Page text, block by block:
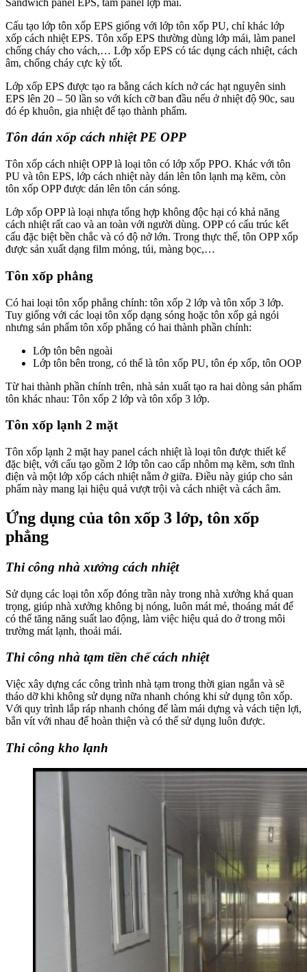
Cấu tạo lớp tôn xốp EPS giống với lớp tôn xốp PU, chỉ khác lớp
xốp cách nhiệt EPS. Tôn xốp EPS thường dùng lớp mái, làm panel
chống cháy cho vách,… Lớp xốp EPS có tác dụng cách nhiệt, cách
âm, chống cháy cực kỳ tốt.
Lớp xốp EPS được tạo ra bằng cách kích nở các hạt nguyên sinh
EPS lên 20 – 50 lần so với kích cỡ ban đầu nếu ở nhiệt độ 90c, sau
đó ép khuôn, gia nhiệt để tạo thành phẩm.
Tôn dán xốp cách nhiệt PE OPP
Tôn xốp cách nhiệt OPP là loại tôn có lớp xốp PPO. Khác với tôn
PU và tôn EPS, lớp cách nhiệt này dán lên tôn lạnh mạ kẽm, còn
tôn xốp OPP được dán lên tôn cán sóng.
Lớp xốp OPP là loại nhựa tổng hợp không độc hại có khả năng
cách nhiệt rất cao và an toàn với người dùng. OPP có cấu trúc kết
cấu đặc biệt bền chắc và có độ nở lớn. Trong thực thế, tôn OPP xốp
được sản xuất dạng film mỏng, túi, màng bọc,…
Tôn xốp phẳng
Có hai loại tôn xốp phẳng chính: tôn xốp 2 lớp và tôn xốp 3 lớp.
Tuy giống với các loại tôn xốp dạng sóng hoặc tôn xốp gả ngói
nhưng sản phẩm tôn xốp phẳng có hai thành phần chính:
Lớp tôn bên ngoài
Lớp tôn bên trong, có thể là tôn xốp PU, tôn ép xốp, tôn OOP
Từ hai thành phần chính trên, nhà sản xuất tạo ra hai dòng sản phẩm
tôn khác nhau: Tôn xốp 2 lớp và tôn xốp 3 lớp.
Tôn xốp lạnh 2 mặt
Tôn xốp lạnh 2 mặt hay panel cách nhiệt là loại tôn được thiết kế
đặc biệt, với cấu tạo gồm 2 lớp tôn cao cấp nhôm mạ kẽm, sơn tĩnh
điện và một lớp xốp cách nhiệt nằm ở giữa. Điều này giúp cho sản
phẩm này mang lại hiệu quả vượt trội và cách nhiệt và cách âm.
Ứng dụng của tôn xốp 3 lớp, tôn xốp
phẳng
Thi công nhà xưởng cách nhiệt
Sử dụng các loại tôn xốp đóng trần này trong nhà xưởng khá quan
trọng, giúp nhà xưởng không bị nóng, luôn mát mẻ, thoáng mát để
có thể tăng năng suất lao động, làm việc hiệu quả do ở trong môi
trường mát lạnh, thoải mái.
Thi công nhà tạm tiền chế cách nhiệt
Việc xây dựng các công trình nhà tạm trong thời gian ngắn và sẽ
tháo dỡ khi không sử dụng nữa nhanh chóng khi sử dụng tôn xốp.
Với quy trình lắp ráp nhanh chóng để làm mái dựng và vách tiện lợi,
bắn vít với nhau để hoàn thiện và có thể sử dụng luôn được.
Thi công kho lạnh